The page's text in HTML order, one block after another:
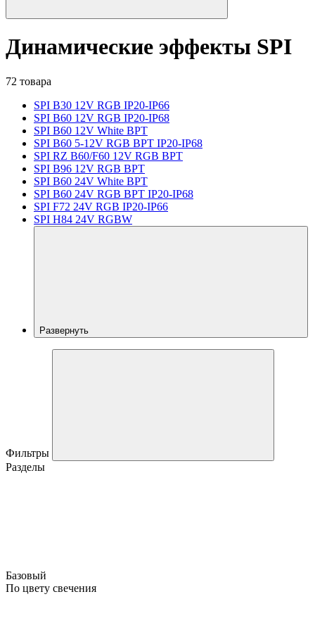
Динамические эффекты SPI
72 товара
SPI B30 12V RGB IP20-IP66
SPI B60 12V RGB IP20-IP68
SPI B60 12V White BPT
SPI B60 5-12V RGB BPT IP20-IP68
SPI RZ B60/F60 12V RGB BPT
SPI B96 12V RGB BPT
SPI B60 24V White BPT
SPI B60 24V RGB BPT IP20-IP68
SPI F72 24V RGB IP20-IP66
SPI H84 24V RGBW
Развернуть
Фильтры
Разделы
Базовый
По цвету свечения